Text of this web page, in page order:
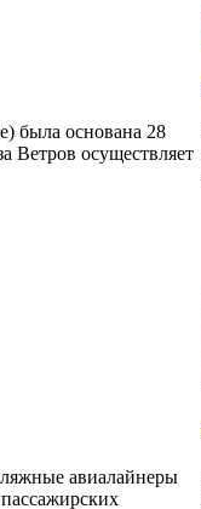
была основана 28
Ветров осуществляет
авиалайнеры